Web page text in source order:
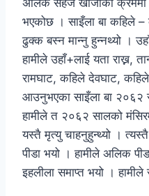
अलिक सहज खोजीका क्रममा
भएकोछ । साइँला बा कहिले
ढुक्क बस्न मान्नु हुन्नथ्यो ।
हामीले उहाँ+लाई यता राख्न,
रामघाट, कहिले देवघाट, कहिले
आउनुभएका साइँला बा २०६२
हामीले त २०६२ सालको
यस्तै मृत्यु चाहनुहुन्थ्यो ।
पीडा भयो । हामीले अलिक
इहलीला समाप्त भयो । हामीले